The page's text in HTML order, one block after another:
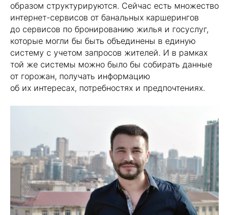
образом структурируются. Сейчас есть множество
интернет-сервисов от банальных каршерингов
до сервисов по бронированию жилья и госуслуг,
которые могли бы быть объединены в единую
систему с учетом запросов жителей. И в рамках
той же системы можно было бы собирать данные
от горожан, получать информацию
об их интересах, потребностях и предпочтениях.